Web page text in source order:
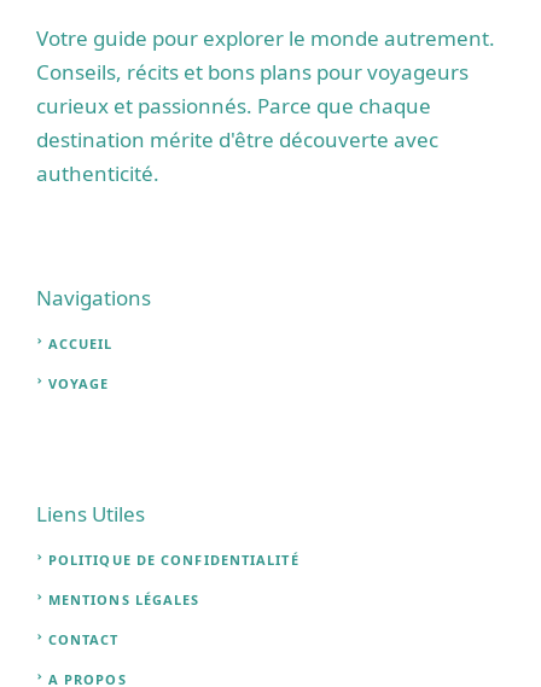
Votre guide pour explorer le monde autrement.
Conseils, récits et bons plans pour voyageurs
curieux et passionnés. Parce que chaque
destination mérite d'être découverte avec
authenticité.
Navigations
ACCUEIL
VOYAGE
Liens Utiles
POLITIQUE DE CONFIDENTIALITÉ
MENTIONS LÉGALES
CONTACT
A PROPOS